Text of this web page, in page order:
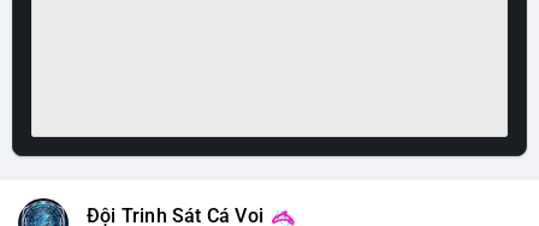
Đội Trinh Sát Cá Voi